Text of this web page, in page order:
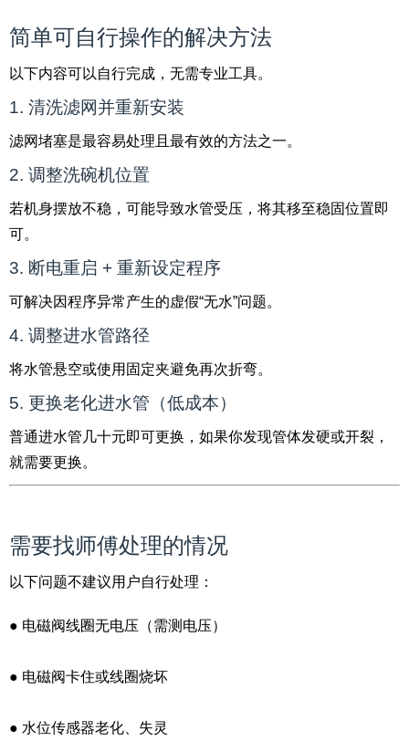
简单可自行操作的解决方法
以下内容可以自行完成，无需专业工具。
1. 清洗滤网并重新安装
滤网堵塞是最容易处理且最有效的方法之一。
2. 调整洗碗机位置
若机身摆放不稳，可能导致水管受压，将其移至稳固位置即
可。
3. 断电重启 + 重新设定程序
可解决因程序异常产生的虚假“无水”问题。
4. 调整进水管路径
将水管悬空或使用固定夹避免再次折弯。
5. 更换老化进水管（低成本）
普通进水管几十元即可更换，如果你发现管体发硬或开裂，
就需要更换。
需要找师傅处理的情况
以下问题不建议用户自行处理：
● 电磁阀线圈无电压（需测电压）
● 电磁阀卡住或线圈烧坏
● 水位传感器老化、失灵